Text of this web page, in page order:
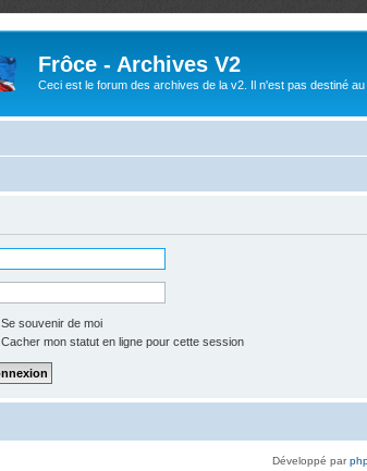
Frôce - Archives V2
Ceci est le forum des archives de la v2. Il n'est pas destiné au
Se souvenir de moi
Cacher mon statut en ligne pour cette session
Développé par